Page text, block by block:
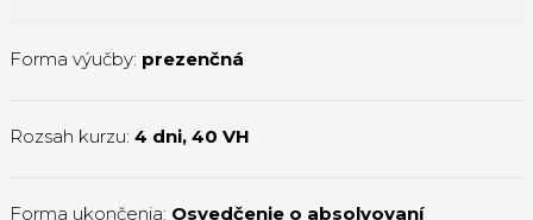
Forma výučby: prezenčná
Rozsah kurzu: 4 dni, 40 VH
Forma ukončenia: Osvedčenie o absolvovaní